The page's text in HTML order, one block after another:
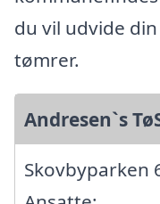
du vil udvide
tømrer.
Andresen`s
Skovbyparken